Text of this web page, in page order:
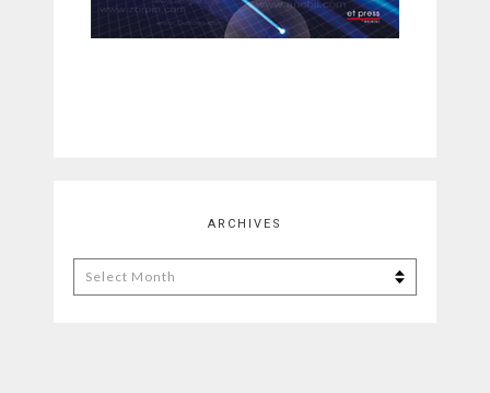
ARCHIVES
Archives